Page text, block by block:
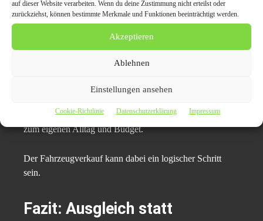
auf dieser Website verarbeiten. Wenn du deine Zustimmung nicht erteilst oder
zurückziehst, können bestimmte Merkmale und Funktionen beeinträchtigt werden.
Akzeptieren
Ablehnen
Einstellungen ansehen
Cookie-Richtlinie Datenschutzerklärung Impressum
Bewusster Umgang mit
Das Auto zwischen Komfort und Kosten zu betrachten,
nicht aufgegeben, sondern gezielt organisiert – passend
zum eigenen Alltag und Budget.
Der Fahrzeugverkauf kann dabei ein logischer Schritt
sein.
Fazit: Ausgleich statt